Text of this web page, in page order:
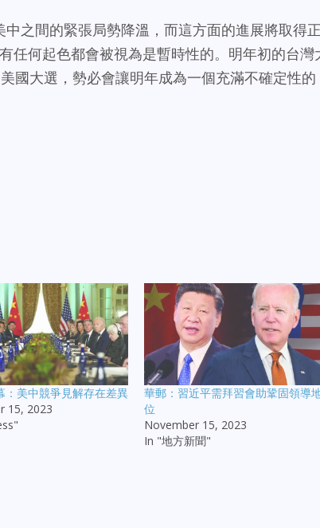
之間的緊張局勢降溫，而這方面的進展將取得
任何起色都會被視為是暫時性的。明年初的台灣
國大選，勢必會讓明年成為一個充滿不確定性的
：美中競爭見解存在差異
15, 2023
華郵：習近平需拜習會助鞏固領導
位
November 15, 2023
In "地方新聞"